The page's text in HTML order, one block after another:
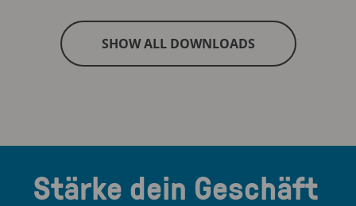
SHOW ALL DOWNLOADS
Stärke dein Geschäft